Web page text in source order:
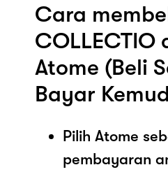
Cara
COLLECTIO
Atome (Beli
Bayar
Pilih Atome
pembayaran